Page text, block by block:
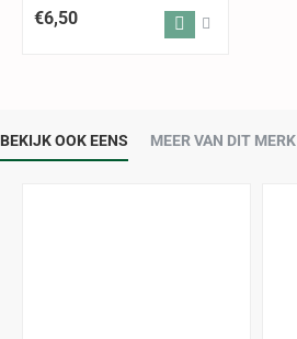
€6,50
BEKIJK OOK EENS MEER VAN DIT MERK